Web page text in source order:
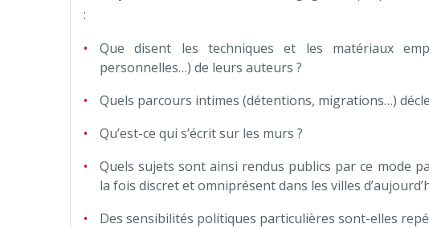
:
Que disent les techniques et les matériaux
personnelles…) de leurs auteurs ?
Quels parcours intimes (détentions, migrations…)
Qu’est-ce qui s’écrit sur les murs ?
Quels sujets sont ainsi rendus publics par ce mode
la fois discret et omniprésent dans les villes
Des sensibilités politiques particulières sont-elles